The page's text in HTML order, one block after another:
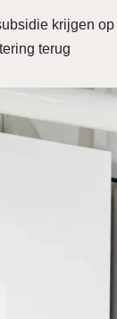
krijgen
terug